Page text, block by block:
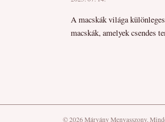
A macskák világa
macskák, amelyek csendes
© 2026 Márvány Menyasszony.